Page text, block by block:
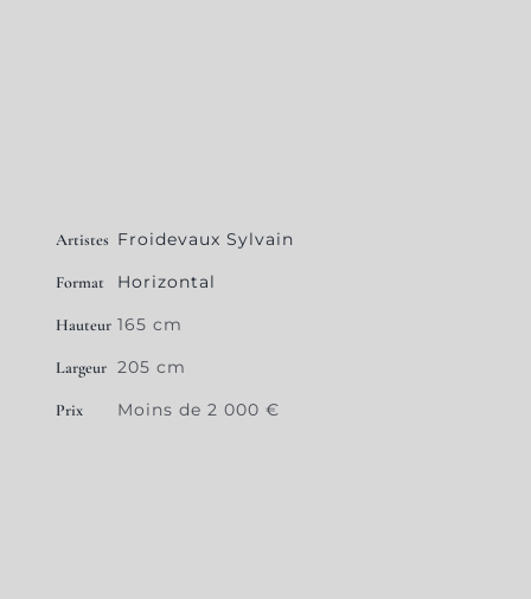
Artistes Froidevaux Sylvain
Format Horizontal
Hauteur 165 cm
Largeur 205 cm
Prix Moins de 2 000 €